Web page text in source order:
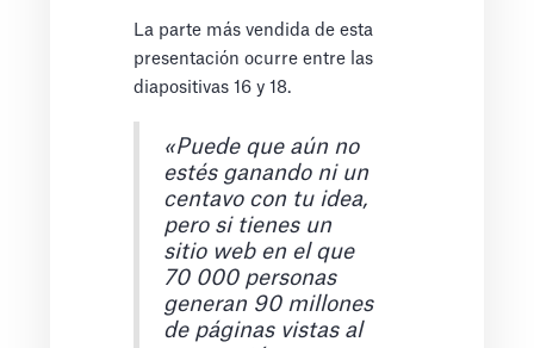
La parte más vendida de esta
presentación ocurre entre las
diapositivas 16 y 18.
«Puede que aún no
estés ganando ni un
centavo con tu idea,
pero si tienes un
sitio web en el que
70 000 personas
generan 90 millones
de páginas vistas al